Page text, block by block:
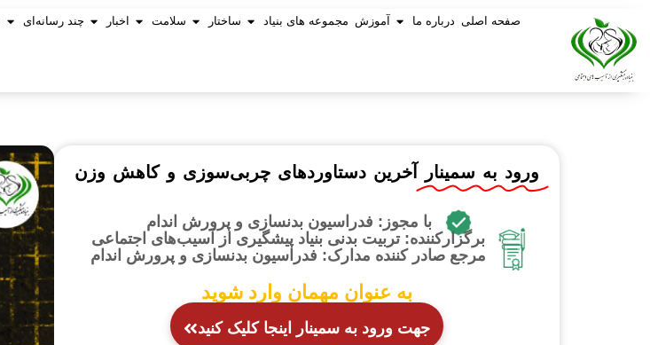
صفحه اصلی درباره ما آموزش مجموعه های بنیاد ساختار سلامت اخبار چند رسانه‌ای
ورود به سمینار آخرین دستاوردهای چربی‌سوزی و کاهش وزن
با مجوز: فدراسیون بدنسازی و پرورش اندام
برگزارکننده: تربیت بدنی بنیاد پیشگیری از آسیب‌های اجتماعی
مرجع صادر کننده مدارک: فدراسیون بدنسازی و پرورش اندام
به عنوان مهمان وارد شوید
جهت ورود به سمینار اینجا کلیک کنید